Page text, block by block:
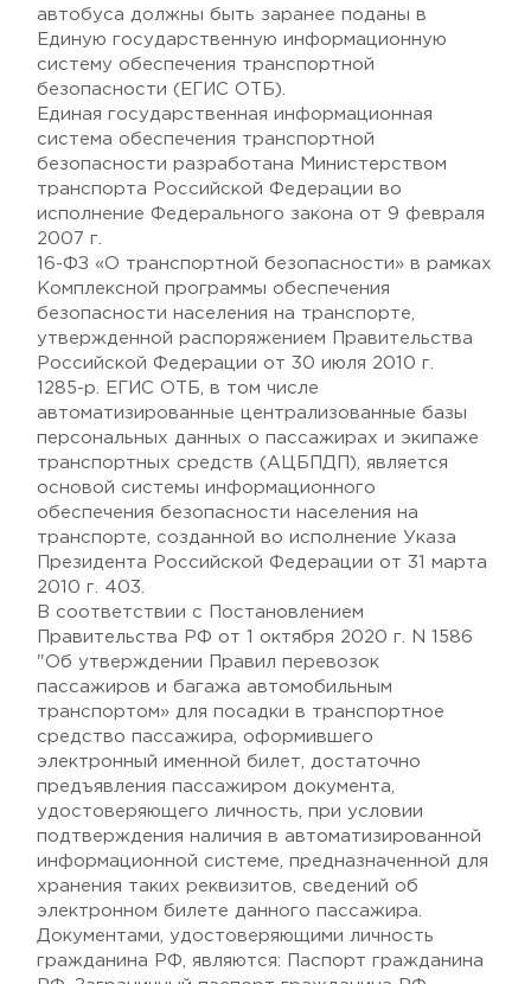
автобуса должны быть заранее поданы в
Единую государственную информационную
систему обеспечения транспортной
безопасности (ЕГИС ОТБ).
Единая государственная информационная
система обеспечения транспортной
безопасности разработана Министерством
транспорта Российской Федерации во
исполнение Федерального закона от 9 февраля
2007 г.
16-ФЗ «О транспортной безопасности» в рамках
Комплексной программы обеспечения
безопасности населения на транспорте,
утвержденной распоряжением Правительства
Российской Федерации от 30 июля 2010 г.
1285-р. ЕГИС ОТБ, в том числе
автоматизированные централизованные базы
персональных данных о пассажирах и экипаже
транспортных средств (АЦБПДП), является
основой системы информационного
обеспечения безопасности населения на
транспорте, созданной во исполнение Указа
Президента Российской Федерации от 31 марта
2010 г. 403.
В соответствии с Постановлением
Правительства РФ от 1 октября 2020 г. N 1586
"Об утверждении Правил перевозок
пассажиров и багажа автомобильным
транспортом» для посадки в транспортное
средство пассажира, оформившего
электронный именной билет, достаточно
предъявления пассажиром документа,
удостоверяющего личность, при условии
подтверждения наличия в автоматизированной
информационной системе, предназначенной для
хранения таких реквизитов, сведений об
электронном билете данного пассажира.
Документами, удостоверяющими личность
гражданина РФ, являются: Паспорт гражданина